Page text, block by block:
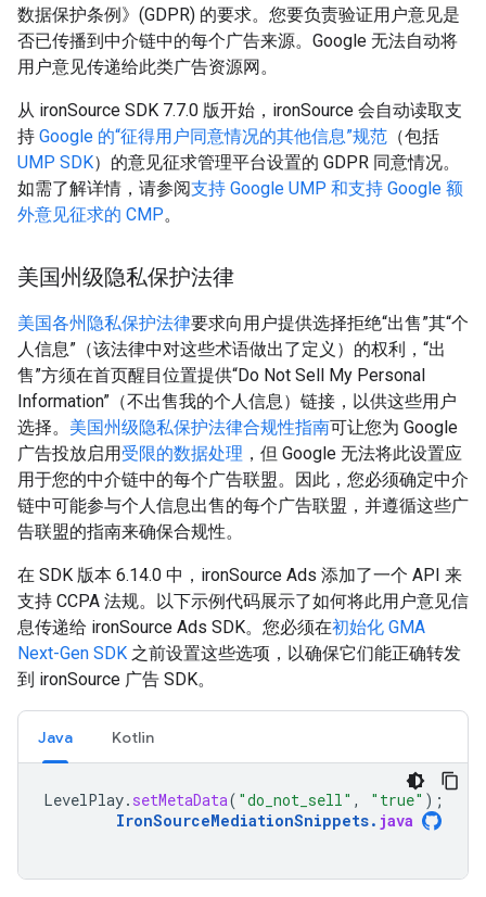
数据保护条例》(GDPR) 的要求。您要负责验证用户意见是
否已传播到中介链中的每个广告来源。Google 无法自动将
用户意见传递给此类广告资源网。
从 ironSource SDK 7.7.0 版开始，ironSource 会自动读取支
持 Google 的“征得用户同意情况的其他信息”规范 （包括
UMP SDK）的意见征求管理平台设置的 GDPR 同意情况。
如需了解详情，请参阅支持 Google UMP 和支持 Google 额
外意见征求的 CMP。
美国州级隐私保护法律
美国各州隐私保护法律要求向用户提供选择拒绝“出售”其“个
人信息”（该法律中对这些术语做出了定义）的权利，“出
售”方须在首页醒目位置提供“Do Not Sell My Personal
Information”（不出售我的个人信息）链接，以供这些用户
选择。 美国州级隐私保护法律合规性指南可让您为 Google
广告投放启用受限的数据处理 ，但 Google 无法将此设置应
用于您的中介链中的每个广告联盟。因此，您必须确定中介
链中可能参与个人信息出售的每个广告联盟，并遵循这些广
告联盟的指南来确保合规性。
在 SDK 版本 6.14.0 中，ironSource Ads 添加了一个 API 来
支持 CCPA 法规。以下示例代码展示了如何将此用户意见信
息传递给 ironSource Ads SDK。您必须在初始化 GMA
Next-Gen SDK 之前设置这些选项，以确保它们能正确转发
到 ironSource 广告 SDK。
Java Kotlin
LevelPlay. setMetaData( "do_not_sell" , "true" );
IronSourceMediationSnippets. java